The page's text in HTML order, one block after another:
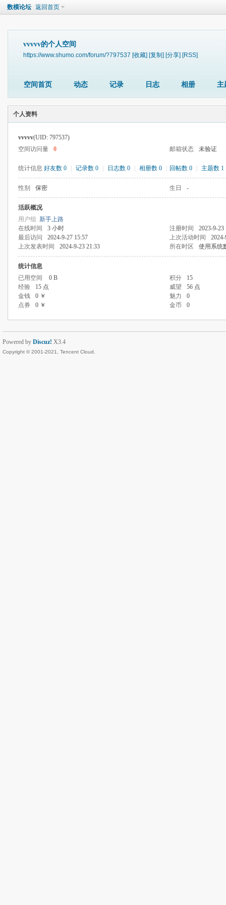
数模论坛 返回首页
vvvvv的个人空间
https://www.shumo.com/forum/?797537 [收藏] [复制] [分享] [RSS]
空间首页 动态 记录 日志 相册 主
个人资料
vvvvv(UID: 797537)
空间访问量
0 邮箱状态 未验证
统计信息 好友数 0 记录数 0 日志数 0 相册数 0 回帖数 0 主题数 1
性别 保密 生日 -
活跃概况
用户组 新手上路
在线时间
3 小时 注册时间
2023-9-23
最后访问
2024-9-27 15:57 上次活动时间
上次发表时间
2024-9-23 21:33 所在时区 使用系统
统计信息
已用空间
0 B 积分
15
经验
15 点 威望
56 点
金钱
0 ￥ 魅力
0
点券
0 ￥ 金币 0
Powered by Discuz! X3.4
Copyright © 2001-2021, Tencent Cloud.